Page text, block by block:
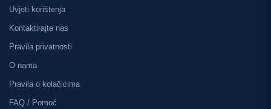
Uvjeti korištenja
Kontaktirajte nas
Pravila privatnosti
O nama
Pravila o kolačićima
FAQ / Pomoć